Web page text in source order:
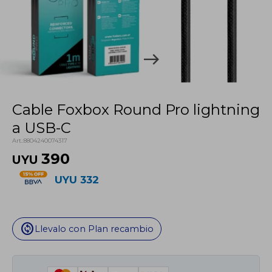
Cable Foxbox Round Pro lightning
a USB-C
8804240074317
UYU 390
UYU 332
change_circle Llevalo con Plan recambio